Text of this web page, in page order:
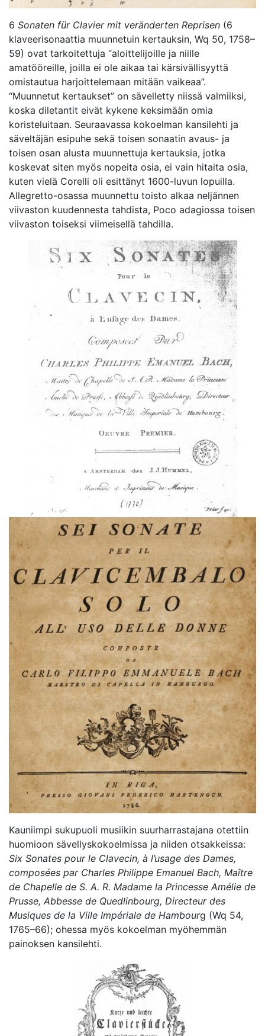
6 Sonaten für Clavier mit veränderten Reprisen (6
klaveerisonaattia muunnetuin kertauksin, Wq 50, 1758–
59) ovat tarkoitettuja “aloittelijoille ja niille
amatööreille, joilla ei ole aikaa tai kärsivällisyyttä
omistautua harjoittelemaan mitään vaikeaa”.
“Muunnetut kertaukset” on sävelletty niissä valmiiksi,
koska diletantit eivät kykene keksimään omia
koristeluitaan. Seuraavassa kokoelman kansilehti ja
säveltäjän esipuhe sekä toisen sonaatin avaus- ja
toisen osan alusta muunnettuja kertauksia, jotka
koskevat siten myös nopeita osia, ei vain hitaita osia,
kuten vielä Corelli oli esittänyt 1600-luvun lopuilla.
Allegretto-osassa muunnettu toisto alkaa neljännen
viivaston kuudennesta tahdista, Poco adagiossa toisen
viivaston toiseksi viimeisellä tahdilla.
Kauniimpi sukupuoli musiikin suurharrastajana otettiin
huomioon sävellyskokoelmissa ja niiden otsakkeissa:
Six Sonates pour le Clavecin, à l’usage des Dames,
composées par Charles Philippe Emanuel Bach, Maître
de Chapelle de S. A. R. Madame la Princesse Amélie de
Prusse, Abbesse de Quedlinbourg, Directeur des
Musiques de la Ville Impériale de Hambourg (Wq 54,
1765–66); ohessa myös kokoelman myöhemmän
painoksen kansilehti.